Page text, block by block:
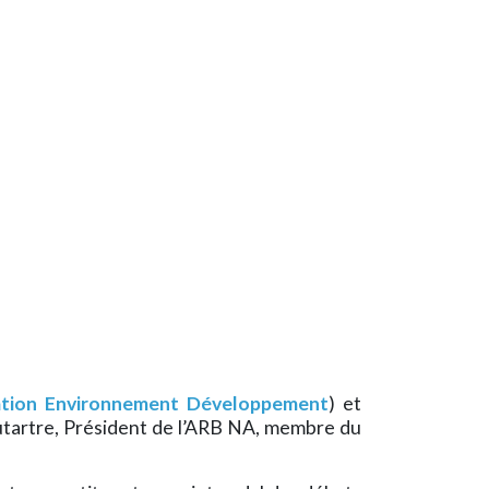
Environnement Développement) et
Président de l’ARB NA, membre du